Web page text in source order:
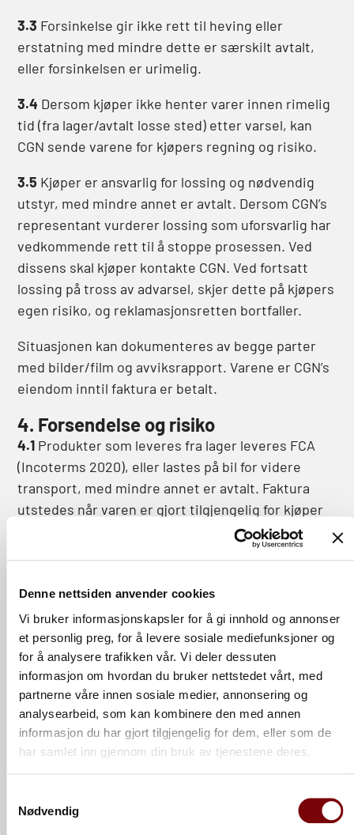
Denne nettsiden anvender cookies
Vi bruker informasjonskapsler for å gi innhold og annonser
et personlig preg, for å levere sosiale mediefunksjoner og
for å analysere trafikken vår. Vi deler dessuten
informasjon om hvordan du bruker nettstedet vårt, med
partnerne våre innen sosiale medier, annonsering og
analysearbeid, som kan kombinere den med annen
informasjon du har gjort tilgjengelig for dem, eller som de
har samlet inn gjennom din bruk av tjenestene deres.
Nødvendig
3.3 Forsinkelse gir ikke rett til heving eller
erstatning med mindre dette er særskilt avtalt,
eller forsinkelsen er urimelig.
3.4 Dersom kjøper ikke henter varer innen rimelig
tid (fra lager/avtalt losse sted) etter varsel, kan
CGN sende varene for kjøpers regning og risiko.
3.5 Kjøper er ansvarlig for lossing og nødvendig
utstyr, med mindre annet er avtalt. Dersom CGN’s
representant vurderer lossing som uforsvarlig har
vedkommende rett til å stoppe prosessen. Ved
dissens skal kjøper kontakte CGN. Ved fortsatt
lossing på tross av advarsel, skjer dette på kjøpers
egen risiko, og reklamasjonsretten bortfaller.
Situasjonen kan dokumenteres av begge parter
med bilder/film og avviksrapport. Varene er CGN’s
eiendom inntil faktura er betalt.
4. Forsendelse og risiko
4.1 Produkter som leveres fra lager leveres FCA
(Incoterms 2020), eller lastes på bil for videre
transport, med mindre annet er avtalt. Faktura
utstedes når varen er gjort tilgjengelig for kjøper
Kjøper skal gi instruks om ønsket
forsendelsesmåte i god tid. Dersom varer ikke
hentes innen 3 virkedager etter avtale, sendes de
med første tilgjengelige transportør for kjøpers
regning.
5. Force majeure
Ved hendelser utenfor CGN sin kontroll som
hindrer eller umuliggjør levering, bortfaller krav
om heving, erstatning eller andre
misligholdsbeføyelser. Eksempler inkluderer